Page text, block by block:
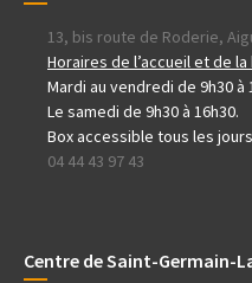
13, bis route de Roderie,
Horaires de l’accueil et de
Mardi au vendredi de 9h30 à
Le samedi de 9h30 à 16h30.
Box accessible tous les
04 44 43 97 43
Centre de Saint-Germain-